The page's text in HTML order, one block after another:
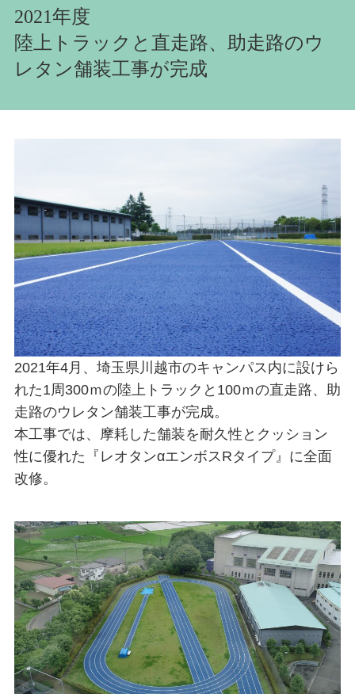
2021年度
陸上トラックと直走路、助走路のウ
レタン舗装工事が完成
2021年4月、埼玉県川越市のキャンパス内に設けら
れた1周300ｍの陸上トラックと100ｍの直走路、助
走路のウレタン舗装工事が完成。
本工事では、摩耗した舗装を耐久性とクッション
性に優れた『レオタンαエンボスRタイプ』に全面
改修。